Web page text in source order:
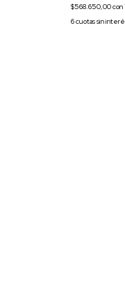
$568.650,00con
6cuotas sin